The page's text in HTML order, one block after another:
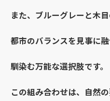
また、ブルーグレーと木
都市のバランスを見事に
馴染む万能な選択肢です。
この組み合わせは、自然